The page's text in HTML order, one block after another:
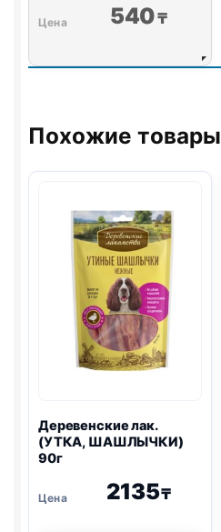
540₸
Похожие товары
Деревенские лак.
(УТКА, ШАШЛЫЧКИ)
90г
2135₸